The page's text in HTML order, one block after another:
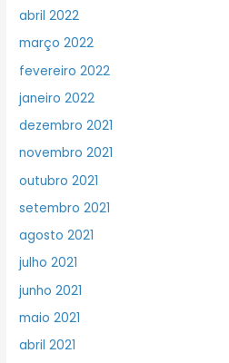
abril 2022
março 2022
fevereiro 2022
janeiro 2022
dezembro 2021
novembro 2021
outubro 2021
setembro 2021
agosto 2021
julho 2021
junho 2021
maio 2021
abril 2021